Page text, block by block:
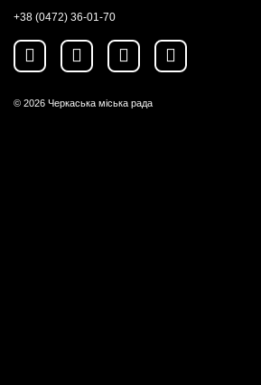
+38 (0472) 36-01-70
© 2026 Черкаська міська рада